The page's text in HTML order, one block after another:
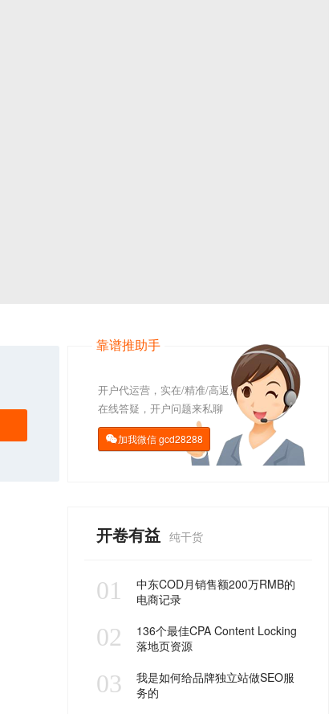
靠谱推助手
开户代运营，实在/精准/高返点
在线答疑，开户问题来私聊
加我微信gcd28288
开卷有益 纯干货
01
中东COD月销售额200万RMB的
电商记录
02
136个最佳CPA Content Locking
落地页资源
03
我是如何给品牌独立站做SEO服
务的